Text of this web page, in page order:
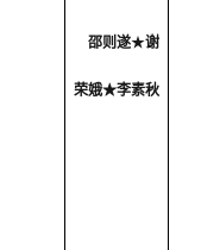
邵则遂★谢
荣娥★李素秋